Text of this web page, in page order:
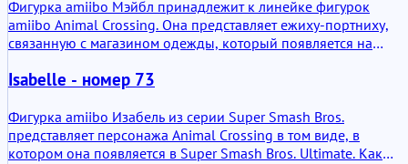
хранящийся в фигурке. На практике это позволяет
определенным играм напрямую обращаться к персонажу.
amiibo Блезерса в основном предоставляет доступ к
связанным с персонажем, в поддерживаемых играх Animal
Фигурка amiibo Мэйбл принадлежит к линейке фигурок
amiibo Animal Crossing. Она представляет ежиху-портниху,
связанную с магазином одежды, который появляется на
персонажа. Она переносит устоявшуюся роль в магазине в
Isabelle - номер 73
Фигурка amiibo Изабель из серии Super Smash Bros.
представляет персонажа Animal Crossing в том виде, в
котором она появляется в Super Smash Bros. Ultimate. Как